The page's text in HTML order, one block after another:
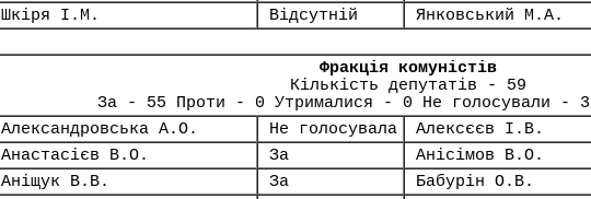
Шкіря І.М.
Відсутній Янковський М.А.
Фракція комуністів
Кількість депутатів - 59
За - 55 Проти - 0 Утрималися - 0 Не голосували -
Александровська А.О.
Не голосувала Алексєєв І.В.
Анастасієв В.О.
За Анісімов В.О.
Аніщук В.В.
За Бабурін О.В.